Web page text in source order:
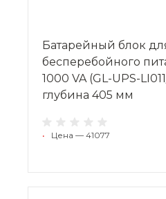
Батарейный блок
бесперебойного
1000 VA (GL-UPS-
глубина 405 мм
• Цена — 41077